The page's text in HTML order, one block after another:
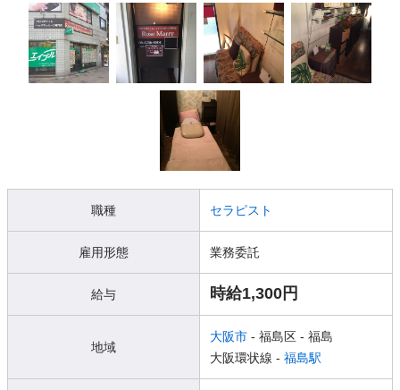
職種 セラピスト
雇用形態 業務委託
給与 時給1,300円
地域
大阪市 - 福島区 - 福島
大阪環状線 - 福島駅